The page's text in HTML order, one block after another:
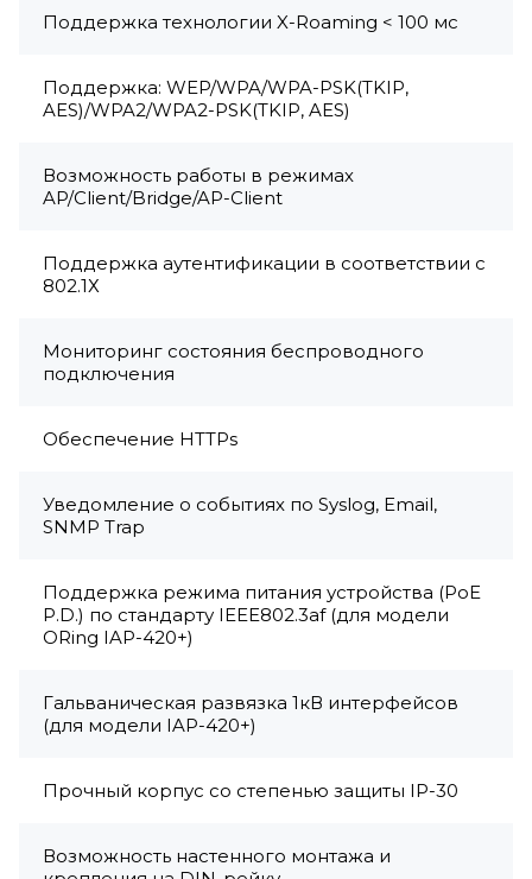
Поддержка технологии X-Roaming < 100 мс
Поддержка: WEP/WPA/WPA-PSK(TKIP,
AES)/WPA2/WPA2-PSK(TKIP, AES)
Возможность работы в режимах
AP/Client/Bridge/AP-Client
Поддержка аутентификации в соответствии с
802.1Х
Мониторинг состояния беспроводного
подключения
Обеспечение HTTPs
Уведомление о событиях по Syslog, Email,
SNMP Trap
Поддержка режима питания устройства (PoE
P.D.) по стандарту IEEE802.3af (для модели
ORing IAP-420+)
Гальваническая развязка 1кВ интерфейсов
(для модели IAP-420+)
Прочный корпус со степенью защиты IP-30
Возможность настенного монтажа и